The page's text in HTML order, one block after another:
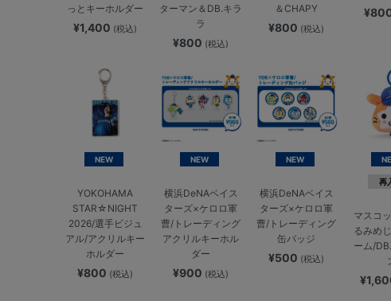
っとキーホルダー
¥1,400 (税込)
ターマン＆DB.キラ
ラ
¥800 (税込)
＆CHAPY
¥800 (税込)
NEW
YOKOHAMA
STAR☆NIGHT
2026/選手ビジュ
アル/アクリルキー
ホルダー
¥800 (税込)
NEW
横浜DeNAベイス
ターズ×ケロロ軍
曹/トレーディング
アクリルキーホル
ダー
¥900 (税込)
NEW
横浜DeNAベイス
ターズ×ケロロ軍
曹/トレーディング
缶バッジ
¥500 (税込)
再
マスコ
るみめ
ーム/